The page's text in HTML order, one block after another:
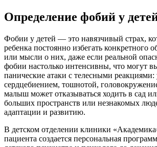
Определение фобий у
Фобии у детей — это навязчивый страх,
ребенка постоянно избегать конкретного
или мысли о них, даже если реальной
фобии настолько интенсивны, что могут
панические атаки с телесными
сердцебиением, тошнотой,
малыш может отказываться ходить в сад
больших пространств или незнакомых
адаптации и развитию.
В детском отделении клиники
пациента создается персональная